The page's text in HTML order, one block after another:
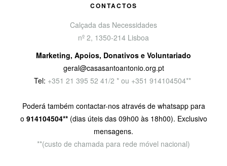
CONTACTOS
Calçada das Necessidades
nº 2, 1350-214 Lisboa
Marketing, Apoios, Donativos e Voluntariado
geral@casasantoantonio.org.pt
Tel: +351 21 395 52 41/2 * ou +351 914104504**
Poderá também contactar-nos através de whatsapp para
o 914104504** (dias úteis das 09h00 às 18h00). Exclusivo
mensagens.
**(custo de chamada para rede móvel nacional)